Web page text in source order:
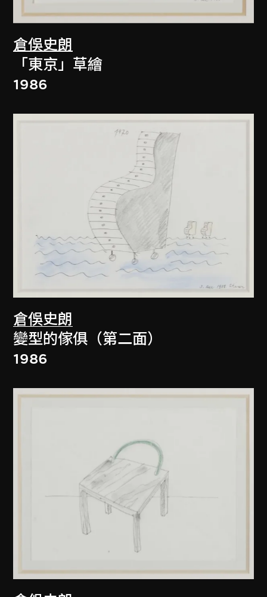
倉俁史朗
「東京」草繪
1986
倉俁史朗
變型的傢俱（第二面）
1986